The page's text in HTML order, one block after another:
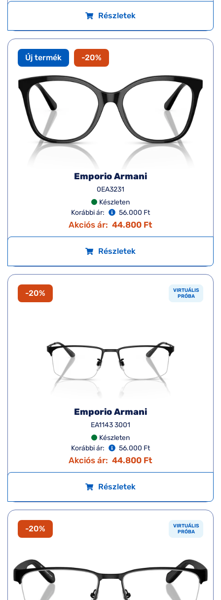
Részletek
Új termék -20%
Emporio Armani
0EA3231
Készleten
Korábbi ár:
56.000 Ft
Akciós ár: 44.800 Ft
Részletek
-20%
VIRTUÁLIS
PRÓBA
Emporio Armani
EA1143 3001
Készleten
Korábbi ár:
56.000 Ft
Akciós ár: 44.800 Ft
Részletek
-20%
VIRTUÁLIS
PRÓBA